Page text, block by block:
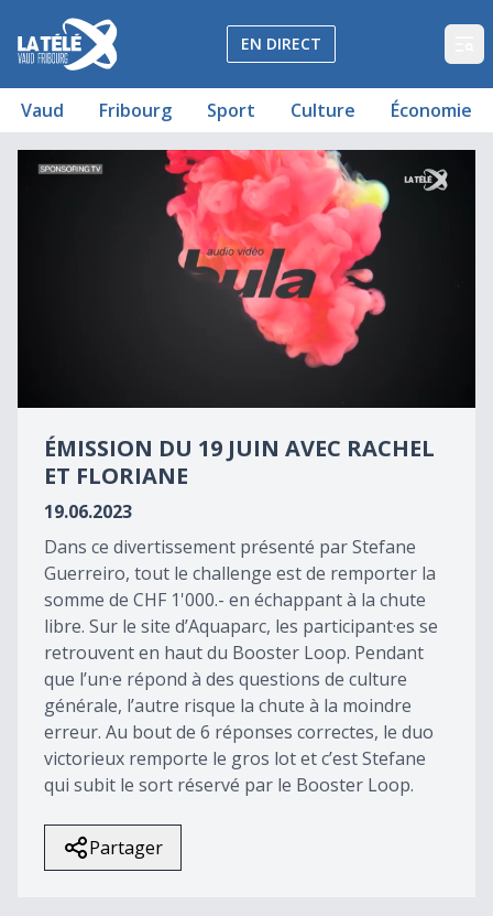
La Télé - Télévision régionale Vaud et Fribourg
EN DIRECT
Vaud Fribourg Sport Culture Économie
Le quiz qui met votre complicité à rude épreuve
Émission du 19 juin avec Rachel et Floriane
seconds
seconds
ÉMISSION DU 19 JUIN AVEC RACHEL
ET FLORIANE
19.06.2023
Dans ce divertissement présenté par Stefane
Guerreiro, tout le challenge est de remporter la
somme de CHF 1'000.- en échappant à la chute
libre. Sur le site d’Aquaparc, les participant·es se
retrouvent en haut du Booster Loop. Pendant
que l’un·e répond à des questions de culture
générale, l’autre risque la chute à la moindre
erreur. Au bout de 6 réponses correctes, le duo
victorieux remporte le gros lot et c’est Stefane
qui subit le sort réservé par le Booster Loop.
Partager